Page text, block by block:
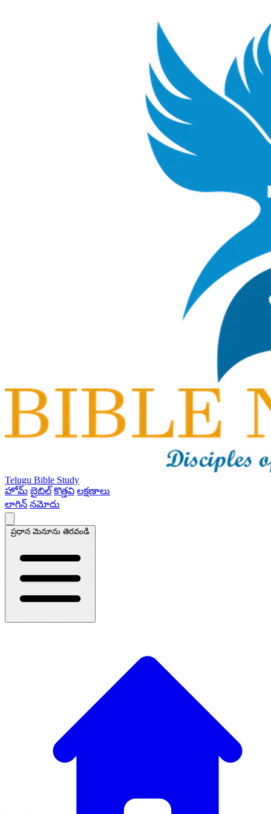
Telugu Bible Study
హోమ్ బైబిల్ కొత్తవి లక్షణాలు
లాగిన్ నమోదు
ప్రధాన మెనూను తెరవండి